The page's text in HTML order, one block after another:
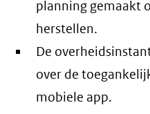
planning gemaakt
herstellen.
De
over de
mobiele app.